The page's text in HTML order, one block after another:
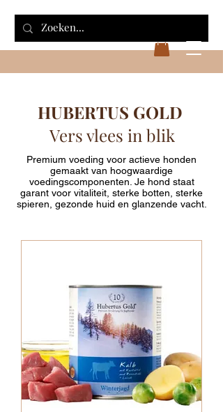
HUBERTUS GOLD
Vers vlees in blik
Premium voeding voor actieve honden
gemaakt van hoogwaardige
voedingscomponenten. Je hond staat
garant voor vitaliteit, sterke botten, sterke
spieren, gezonde huid en glanzende vacht.